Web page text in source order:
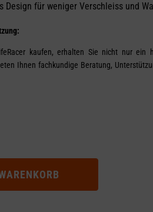
Design für weniger Verschleiss und
kaufen, erhalten Sie nicht nur ein
Ihnen fachkundige Beratung,